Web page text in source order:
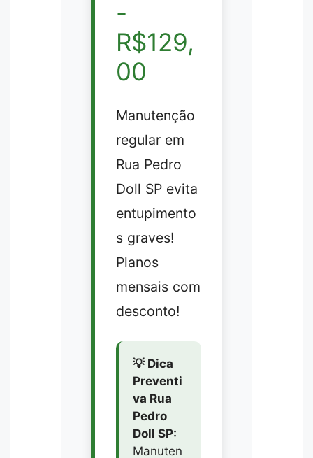
-
R$129,
00
Manutenção
regular em
Rua Pedro
Doll SP evita
entupimento
s graves!
Planos
mensais com
desconto!
💡 Dica
Preventi
va Rua
Pedro
Doll SP:
Manuten